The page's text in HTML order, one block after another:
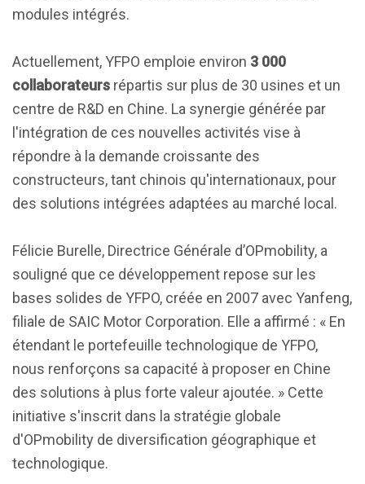
modules intégrés.
Actuellement, YFPO emploie environ 3 000
collaborateurs répartis sur plus de 30 usines et un
centre de R&D en Chine. La synergie générée par
l'intégration de ces nouvelles activités vise à
répondre à la demande croissante des
constructeurs, tant chinois qu'internationaux, pour
des solutions intégrées adaptées au marché local.
Félicie Burelle, Directrice Générale d’OPmobility, a
souligné que ce développement repose sur les
bases solides de YFPO, créée en 2007 avec Yanfeng,
filiale de SAIC Motor Corporation. Elle a affirmé : « En
étendant le portefeuille technologique de YFPO,
nous renforçons sa capacité à proposer en Chine
des solutions à plus forte valeur ajoutée. » Cette
initiative s'inscrit dans la stratégie globale
d'OPmobility de diversification géographique et
technologique.